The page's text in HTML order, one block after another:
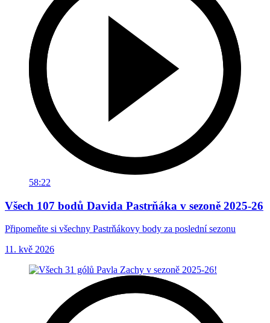
58:22
Všech 107 bodů Davida Pastrňáka v sezoně 2025-26
Připomeňte si všechny Pastrňákovy body za poslední sezonu
11. kvě 2026